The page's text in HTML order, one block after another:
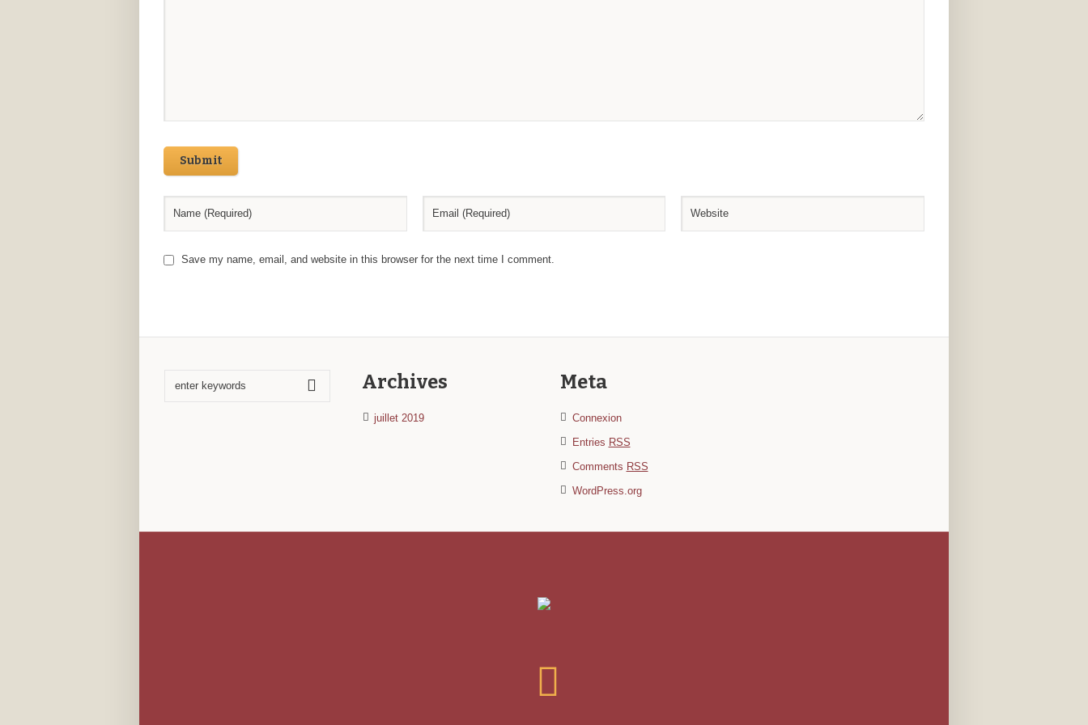
Submit
Save my name, email, and website in this browser for the next time I comment.
Archives
juillet 2019
Meta
Connexion
Entries RSS
Comments RSS
WordPress.org